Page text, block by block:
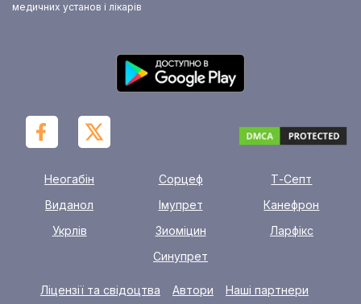
медичних установ і лікарів
Неогабін Сорцеф
Т-Септ
Виданол
Імупрет
Канефрон
Укрлів
Зиоміцин
Ларфікс
Синупрет
Ліцензії та свідоцтва Автори
Наші партнери